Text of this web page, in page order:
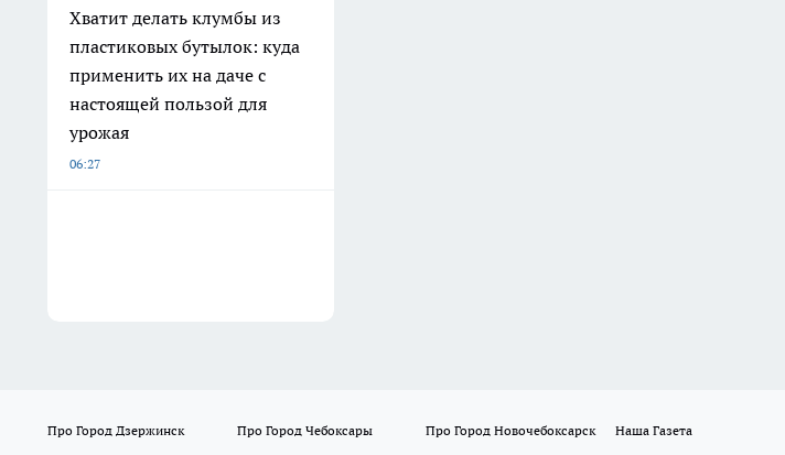
Хватит делать клумбы из
пластиковых бутылок: куда
применить их на даче с
настоящей пользой для
урожая
06:27
Про Город Дзержинск Про Город Чебоксары Про Город Новочебоксарск Наша Газета